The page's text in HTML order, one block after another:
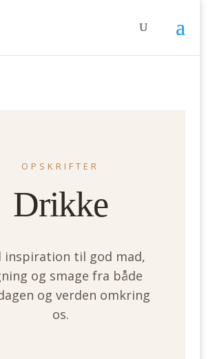
OPSKRIFTER
Drikke
inspiration til god mad,
og smage fra både
og verden omkring
os.